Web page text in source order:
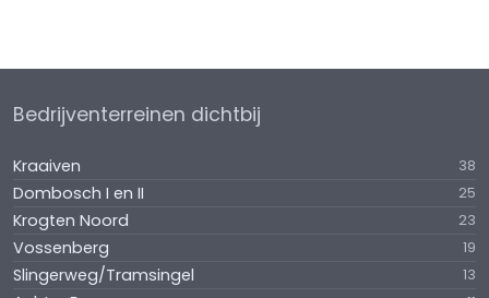
Bedrijventerreinen dichtbij
Kraaiven 38
Dombosch I en II 25
Krogten Noord 23
Vossenberg 19
Slingerweg/Tramsingel 13